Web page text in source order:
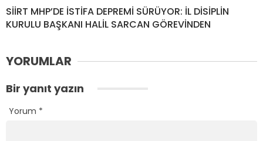
SİİRT MHP’DE İSTİFA DEPREMİ SÜRÜYOR: İL DİSİPLİN
KURULU BAŞKANI HALİL SARCAN GÖREVİNDEN
YORUMLAR
Bir yanıt yazın
Yorum *